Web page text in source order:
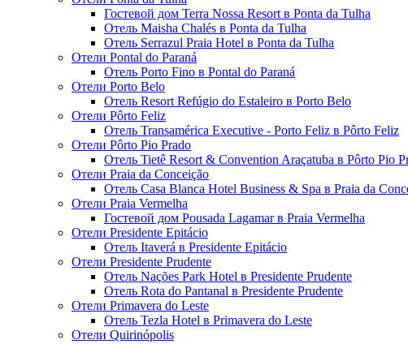
Гостевой дом Terra Nossa Resort в Ponta da Tulha
Отель Maisha Chalés в Ponta da Tulha
Отель Serrazul Praia Hotel в Ponta da Tulha
Отели Pontal do Paraná
Отель Porto Fino в Pontal do Paraná
Отели Porto Belo
Отель Resort Refúgio do Estaleiro в Porto Belo
Отели Pôrto Feliz
Отель Transamérica Executive - Porto Feliz в Pôrto Feliz
Отели Pôrto Pio Prado
Отель Tietê Resort & Convention Araçatuba в Pôrto Pio
Отели Praia da Conceição
Отель Casa Blanca Hotel Business & Spa в Praia da
Отели Praia Vermelha
Гостевой дом Pousada Lagamar в Praia Vermelha
Отели Presidente Epitácio
Отель Itaverá в Presidente Epitácio
Отели Presidente Prudente
Отель Nações Park Hotel в Presidente Prudente
Отель Rota do Pantanal в Presidente Prudente
Отели Primavera do Leste
Отель Tezla Hotel в Primavera do Leste
Отели Quirinópolis